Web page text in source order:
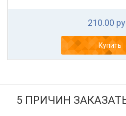
210.00
Купить
5 ПРИЧИН